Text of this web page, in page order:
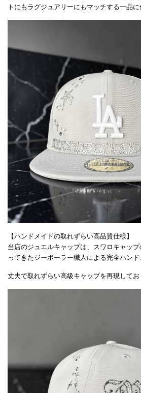
トにもラグジュアリーにもマッチする一品
【ハンドメイドの取れずらい高品質仕様】
当店のジュエルキャップは、スワロキャッ
ってきたジーボーラー職人による完全ハンド
丈夫で取れずらい高級キャップを再現してお